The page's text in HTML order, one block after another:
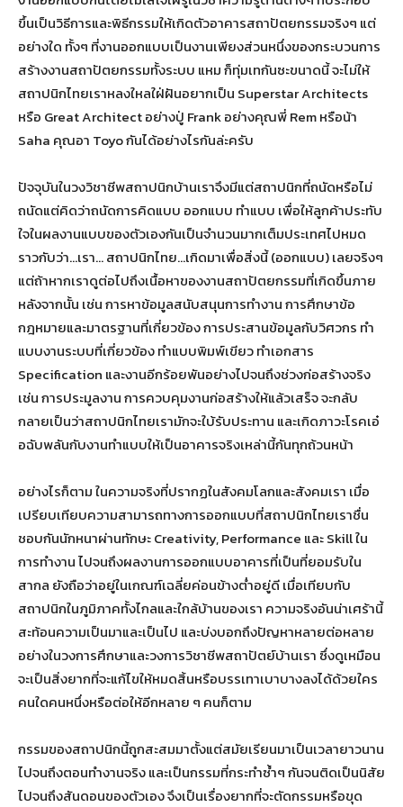
ขึ้นเป็นวิธีการและพิธีกรรมให้เกิดตัวอาคารสถาปัตยกรรมจริงๆ แต่
อย่างใด ทั้งๆ ที่งานออกแบบเป็นงานเพียงส่วนหนึ่งของกระบวนการ
สร้างงานสถาปัตยกรรมทั้งระบบ แหม ก็ทุ่มเทกันซะขนาดนี้ จะไม่ให้
สถาปนิกไทยเราหลงใหลใฝ่ฝันอยากเป็น Superstar Architects
หรือ Great Architect อย่างปู่ Frank อย่างคุณพี่ Rem หรือน้า
Saha คุณอา Toyo กันได้อย่างไรกันล่ะครับ
ปัจจุบันในวงวิชาชีพสถาปนิกบ้านเราจึงมีแต่สถาปนิกที่ถนัดหรือไม่
ถนัดแต่คิดว่าถนัดการคิดแบบ ออกแบบ ทำแบบ เพื่อให้ลูกค้าประทับ
ใจในผลงานแบบของตัวเองกันเป็นจำนวนมากเต็มประเทศไปหมด
ราวกับว่า…เรา… สถาปนิกไทย…เกิดมาเพื่อสิ่งนี้ (ออกแบบ) เลยจริงๆ
แต่ถ้าหากเราดูต่อไปถึงเนื้อหาของงานสถาปัตยกรรมที่เกิดขึ้นภาย
หลังจากนั้น เช่น การหาข้อมูลสนับสนุนการทำงาน การศึกษาข้อ
กฎหมายและมาตรฐานที่เกี่ยวข้อง การประสานข้อมูลกับวิศวกร ทำ
แบบงานระบบที่เกี่ยวข้อง ทำแบบพิมพ์เขียว ทำเอกสาร
Specification และงานอีกร้อยพันอย่างไปจนถึงช่วงก่อสร้างจริง
เช่น การประมูลงาน การควบคุมงานก่อสร้างให้แล้วเสร็จ จะกลับ
กลายเป็นว่าสถาปนิกไทยเรามักจะใบ้รับประทาน และเกิดภาวะโรคเอ๋
อฉับพลันกับงานทำแบบให้เป็นอาคารจริงเหล่านี้กันทุกถ้วนหน้า
อย่างไรก็ตาม ในความจริงที่ปรากฏในสังคมโลกและสังคมเรา เมื่อ
เปรียบเทียบความสามารถทางการออกแบบที่สถาปนิกไทยเราชื่น
ชอบกันนักหนาผ่านทักษะ Creativity, Performance และ Skill ใน
การทำงาน ไปจนถึงผลงานการออกแบบอาคารที่เป็นที่ยอมรับใน
สากล ยังถือว่าอยู่ในเกณฑ์เฉลี่ยค่อนข้างต่ำอยู่ดี เมื่อเทียบกับ
สถาปนิกในภูมิภาคทั้งไกลและใกล้บ้านของเรา ความจริงอันน่าเศร้านี้
สะท้อนความเป็นมาและเป็นไป และบ่งบอกถึงปัญหาหลายต่อหลาย
อย่างในวงการศึกษาและวงการวิชาชีพสถาปัตย์บ้านเรา ซึ่งดูเหมือน
จะเป็นสิ่งยากที่จะแก้ไขให้หมดสิ้นหรือบรรเทาเบาบางลงได้ด้วยใคร
คนใดคนหนึ่งหรือต่อให้อีกหลาย ๆ คนก็ตาม
กรรมของสถาปนิกนี้ถูกสะสมมาตั้งแต่สมัยเรียนมาเป็นเวลายาวนาน
ไปจนถึงตอนทำงานจริง และเป็นกรรมที่กระทำซ้ำๆ กันจนติดเป็นนิสัย
ไปจนถึงสันดอนของตัวเอง จึงเป็นเรื่องยากที่จะตัดกรรมหรือขุด